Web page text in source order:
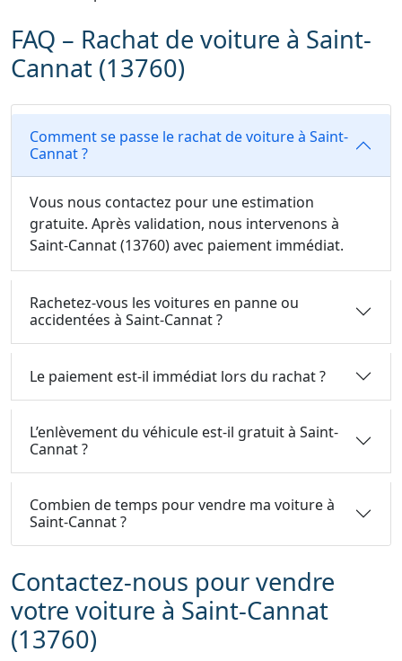
FAQ – Rachat de voiture à Saint-
Cannat (13760)
Comment se passe le rachat de voiture à Saint-
Cannat ?
Vous nous contactez pour une estimation
gratuite. Après validation, nous intervenons à
Saint-Cannat (13760) avec paiement immédiat.
Rachetez-vous les voitures en panne ou
accidentées à Saint-Cannat ?
Le paiement est-il immédiat lors du rachat ?
L’enlèvement du véhicule est-il gratuit à Saint-
Cannat ?
Combien de temps pour vendre ma voiture à
Saint-Cannat ?
Contactez-nous pour vendre
votre voiture à Saint-Cannat
(13760)